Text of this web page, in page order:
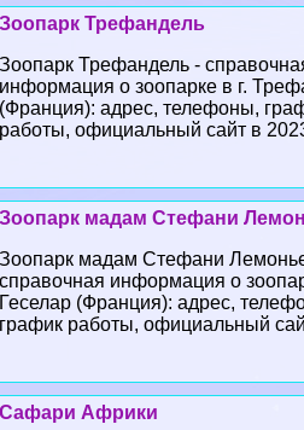
Зоопарк Трефандель
Зоопарк Трефандель -
информация о зоопарке в г.
(Франция): адрес, телефоны,
работы, официальный сайт в
Зоопарк мадам Стефани
Зоопарк мадам Стефани
справочная информация о
Геселар (Франция): адрес,
график работы, официальный
Сафари Африки